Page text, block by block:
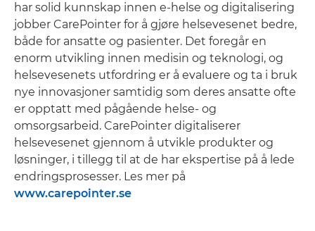
har solid kunnskap innen e-helse og digitalisering
jobber CarePointer for å gjøre helsevesenet bedre,
både for ansatte og pasienter. Det foregår en
enorm utvikling innen medisin og teknologi, og
helsevesenets utfordring er å evaluere og ta i bruk
nye innovasjoner samtidig som deres ansatte ofte
er opptatt med pågående helse- og
omsorgsarbeid. CarePointer digitaliserer
helsevesenet gjennom å utvikle produkter og
løsninger, i tillegg til at de har ekspertise på å lede
endringsprosesser. Les mer på
www.carepointer.se